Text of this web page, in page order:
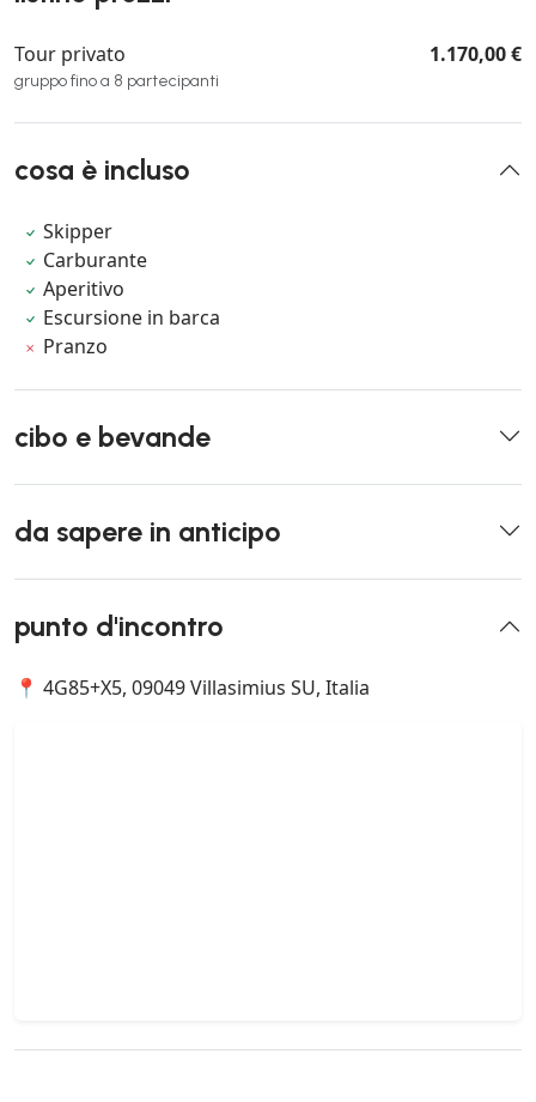
Tour privato
gruppo fino a 8 partecipanti
1.170,00 €
cosa è incluso
Skipper
Carburante
Aperitivo
Escursione in barca
Pranzo
cibo e bevande
da sapere in anticipo
punto d'incontro
📍 4G85+X5, 09049 Villasimius SU, Italia